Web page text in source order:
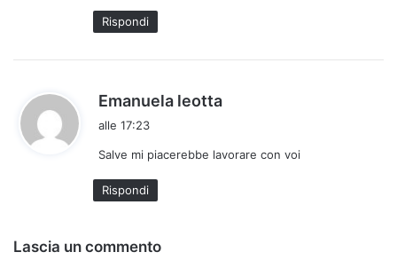
o
:
Rispondi
Emanuela leotta
e
alle 17:23
Salve mi piacerebbe lavorare con voi
Rispondi
Lascia un commento